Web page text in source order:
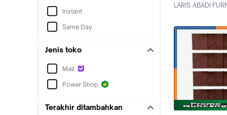
Instant
Same Day
Jenis toko
Mall
Power Shop
Terakhir ditambahkan
LARIS ABADI